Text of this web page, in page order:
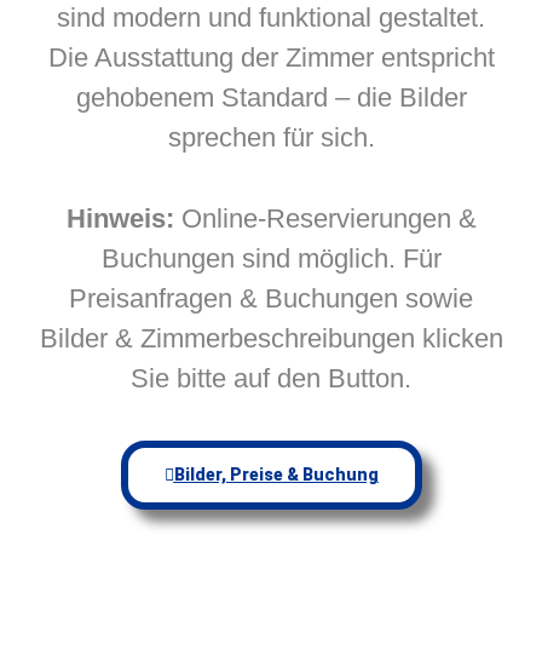
sind modern und funktional gestaltet.
Die Ausstattung der Zimmer entspricht
gehobenem Standard – die Bilder
sprechen für sich.
Hinweis: Online-Reservierungen &
Buchungen sind möglich. Für
Preisanfragen & Buchungen sowie
Bilder & Zimmerbeschreibungen klicken
Sie bitte auf den Button.
Bilder, Preise & Buchung